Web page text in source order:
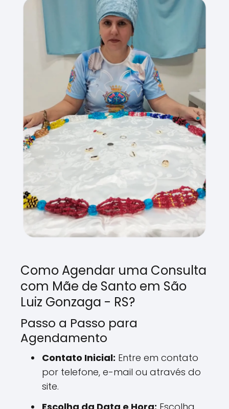
Como Agendar uma Consulta
com Mãe de Santo em São
Luiz Gonzaga - RS?
Passo a Passo para
Agendamento
Contato Inicial: Entre em contato
por telefone, e-mail ou através do
site.